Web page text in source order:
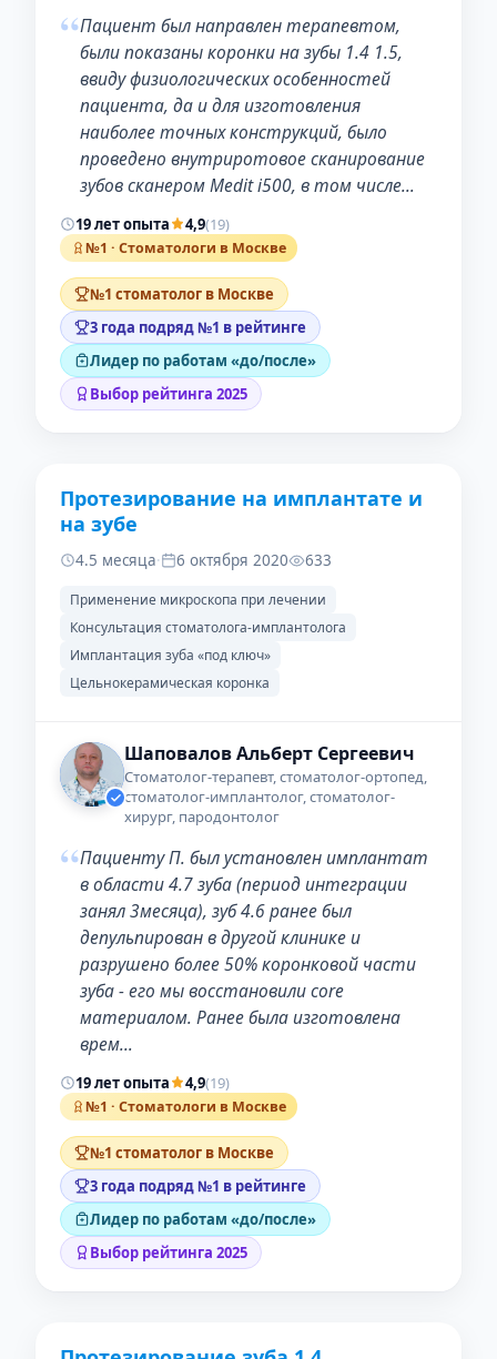
“Пациент был направлен терапевтом,
были показаны коронки на зубы 1.4 1.5,
ввиду физиологических особенностей
пациента, да и для изготовления
наиболее точных конструкций, было
проведено внутриротовое сканирование
зубов сканером Medit i500, в том числе…
19 лет опыта 4,9(19)
№1 · Стоматологи в Москве
№1 стоматолог в Москве
3 года подряд №1 в рейтинге
Лидер по работам «до/после»
Выбор рейтинга 2025
ДО ПОСЛЕ
Протезирование на имплантате и
на зубе
4.5 месяца· 6 октября 2020 633
Применение микроскопа при лечении
Консультация стоматолога-имплантолога
Имплантация зуба «под ключ»
Цельнокерамическая коронка
Шаповалов Альберт Сергеевич
Стоматолог-терапевт, стоматолог-ортопед,
стоматолог-имплантолог, стоматолог-
хирург, пародонтолог
“Пациенту П. был установлен имплантат
в области 4.7 зуба (период интеграции
занял 3месяца), зуб 4.6 ранее был
депульпирован в другой клинике и
разрушено более 50% коронковой части
зуба - его мы восстановили core
материалом. Ранее была изготовлена
врем…
19 лет опыта 4,9(19)
№1 · Стоматологи в Москве
№1 стоматолог в Москве
3 года подряд №1 в рейтинге
Лидер по работам «до/после»
Выбор рейтинга 2025
ДО